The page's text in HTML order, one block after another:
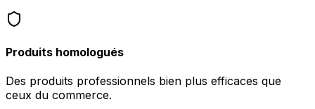
Produits homologués
Des produits professionnels bien plus efficaces que
ceux du commerce.